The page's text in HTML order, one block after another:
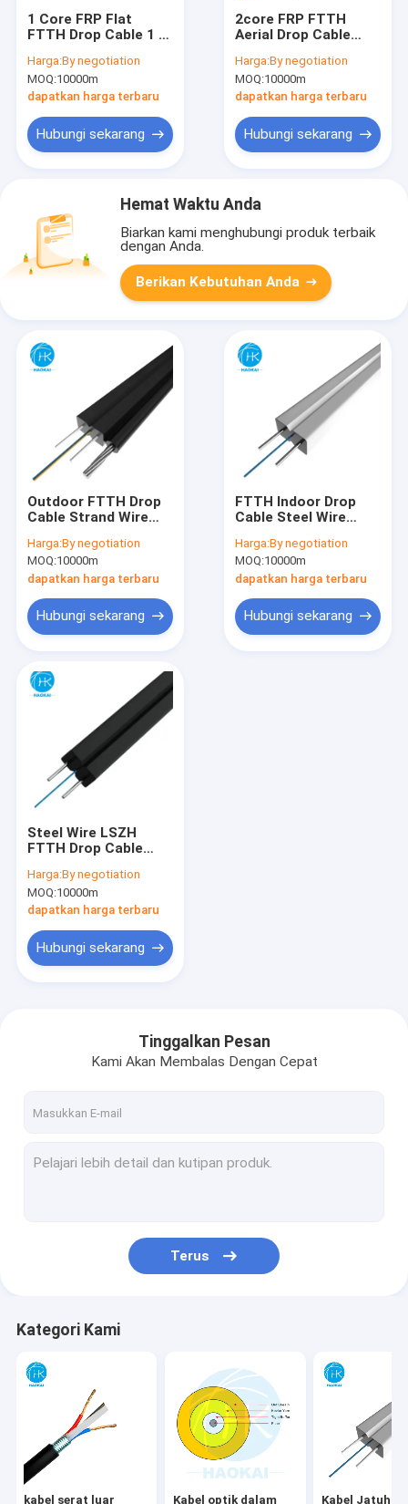
Tentang kita
Quote request suatu
Kabel optik dalam ruangan
Kabel Jatuhkan FTTH
1 Core FRP Flat
FTTH Drop Cable 1 -
GYFXTBY Kabel
Pendukung Sendiri
Harga:By negotiation
MOQ:10000m
dapatkan harga terbaru
Hubungi sekarang
2core FRP FTTH
Aerial Drop Cable
Fiber Optical Drop
Cable
Harga:By negotiation
MOQ:10000m
dapatkan harga terbaru
Hubungi sekarang
Hemat Waktu Anda
Biarkan kami menghubungi produk terbaik
dengan Anda.
Berikan Kebutuhan Anda
Outdoor FTTH Drop
Cable Strand Wire
Supporting Fiber
Optic Cable
Harga:By negotiation
MOQ:10000m
dapatkan harga terbaru
Hubungi sekarang
FTTH Indoor Drop
Cable Steel Wire
Self Supporting Fiber
Optical Cable
Harga:By negotiation
MOQ:10000m
dapatkan harga terbaru
Hubungi sekarang
Steel Wire LSZH
FTTH Drop Cable
Optic Cable GJXH
G657a1
Harga:By negotiation
MOQ:10000m
dapatkan harga terbaru
Hubungi sekarang
Tinggalkan Pesan
Kami Akan Membalas Dengan Cepat
Terus
Kategori Kami
kabel serat luar Kabel optik dalam Kabel